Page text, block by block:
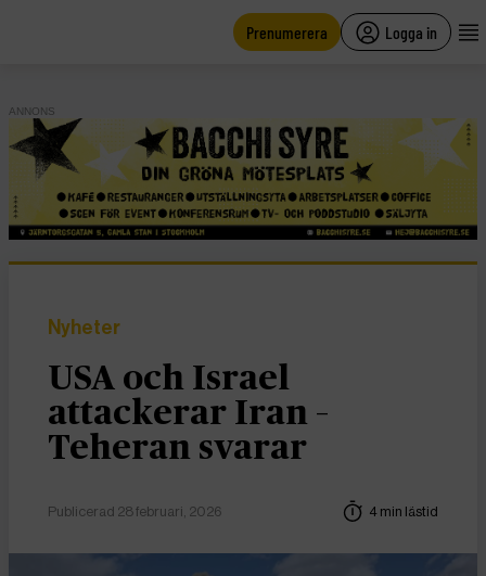
Prenumerera Logga in
ANNONS
Nyheter
USA och Israel
attackerar Iran –
Teheran svarar
Publicerad 28 februari, 2026 4 min lästid